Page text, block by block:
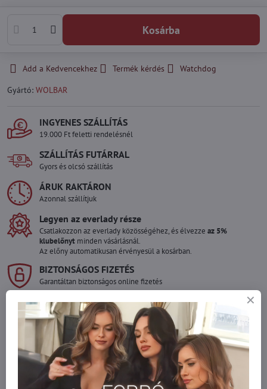
Kosárba
Add a Kedvencekhez Termék kérdés
Watchdog
Gyártó: WOLBAR
INGYENES SZÁLLÍTÁS
19.000 Ft feletti rendelésnél
SZÁLLÍTÁS FUTÁRRAL
Gyors és olcsó szállítás
ÁRUK RAKTÁRON
Azonnal szállítjuk
Legyen az everlady része
Csatlakozzon az everlady közösségéhez, és élvezze az 5%
klubelőnyt minden vásárlásnál.
Az előny automatikusan érvényesül a kosárban.
BIZTONSÁGOS FIZETÉS
Garantáltan biztonságos online fizetés
Szeretne több terméket rendelni mint
amennyi raktáron van?
Ne habozzon kapcsolatba lépni velünk, raktárra szállítjuk az árut!
info​@everlady​.eu